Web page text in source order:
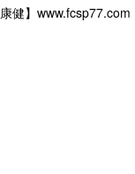
健】www.fcsp77.com